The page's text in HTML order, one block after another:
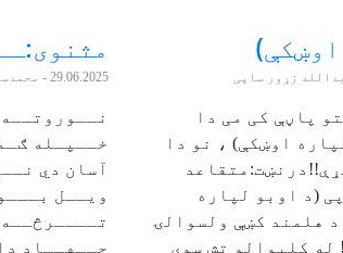
زړور ساپی
پاڼې کی می دا
اوښکې) ، نو دا
(د اوبو لپاره
هلمند کښې ولسوالۍ
له کلیوالو تش سوی
29.06.2025
-
خــپـله
آسان دي
ویــل
جــهــاد